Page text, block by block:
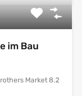
im Bau
Market 8.2